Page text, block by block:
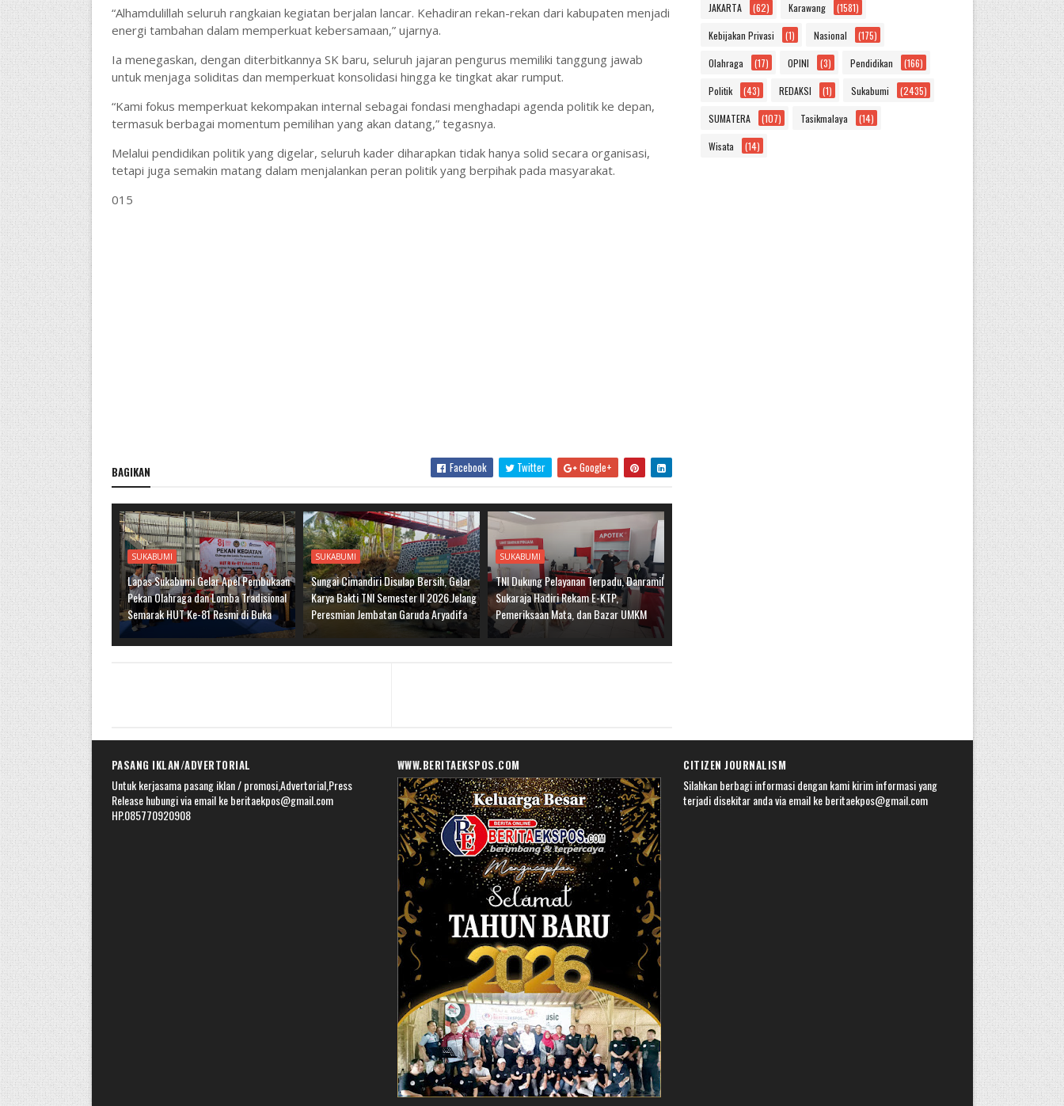
“Alhamdulillah seluruh rangkaian kegiatan berjalan lancar. Kehadiran rekan-rekan dari kabupaten menjadi
energi tambahan dalam memperkuat kebersamaan,” ujarnya.
Ia menegaskan, dengan diterbitkannya SK baru, seluruh jajaran pengurus memiliki tanggung jawab
untuk menjaga soliditas dan memperkuat konsolidasi hingga ke tingkat akar rumput.
“Kami fokus memperkuat kekompakan internal sebagai fondasi menghadapi agenda politik ke depan,
termasuk berbagai momentum pemilihan yang akan datang,” tegasnya.
Melalui pendidikan politik yang digelar, seluruh kader diharapkan tidak hanya solid secara organisasi,
tetapi juga semakin matang dalam menjalankan peran politik yang berpihak pada masyarakat.
015
BAGIKAN Facebook Twitter Google+
SUKABUMI
Lapas Sukabumi Gelar Apel Pembukaan
Pekan Olahraga dan Lomba Tradisional
Semarak HUT Ke-81 Resmi di Buka
SUKABUMI
Sungai Cimandiri Disulap Bersih, Gelar
Karya Bakti TNI Semester II 2026.Jelang
Peresmian Jembatan Garuda Aryadifa
SUKABUMI
TNI Dukung Pelayanan Terpadu, Danramil
Sukaraja Hadiri Rekam E-KTP,
Pemeriksaan Mata, dan Bazar UMKM
JAKARTA (62) Karawang (1581)
Kebijakan Privasi (1) Nasional (175)
Olahraga (17) OPINI (3) Pendidikan (166)
Politik (43) REDAKSI (1) Sukabumi (2435)
SUMATERA (107) Tasikmalaya (14)
Wisata (14)
PASANG IKLAN/ADVERTORIAL
Untuk kerjasama pasang iklan / promosi,Advertorial,Press
Release hubungi via email ke beritaekpos@gmail.com
HP.085770920908
WWW.BERITAEKSPOS.COM CITIZEN JOURNALISM
Silahkan berbagi informasi dengan kami kirim informasi yang
terjadi disekitar anda via email ke beritaekpos@gmail.com